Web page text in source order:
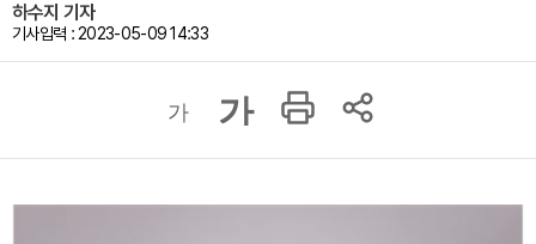
하수지 기자
기사입력 : 2023-05-09 14:33
가 가